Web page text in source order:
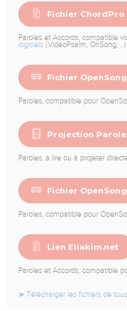
Fichier ChordPro
Paroles et Accords, compatible
logiciels (VideoPsalm, OnSong, ...)
Fichier OpenSong
Paroles, compatible pour
Projection
Paroles, à lire ou à projeter
Fichier OpenSong
Paroles, compatible pour
Lien Eliakim.net
Paroles et Accords, compatible
➤ Télécharger les fichiers de